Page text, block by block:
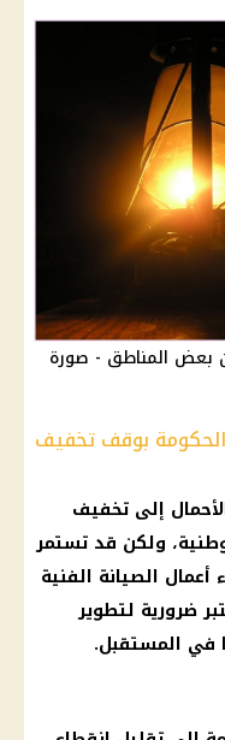
بعض المناطق - صورة
الحكومة بوقف تخفيف
إلى تخفيف
ولكن قد تستمر
الصيانة الفنية
ضرورية لتطوير
في المستقبل.